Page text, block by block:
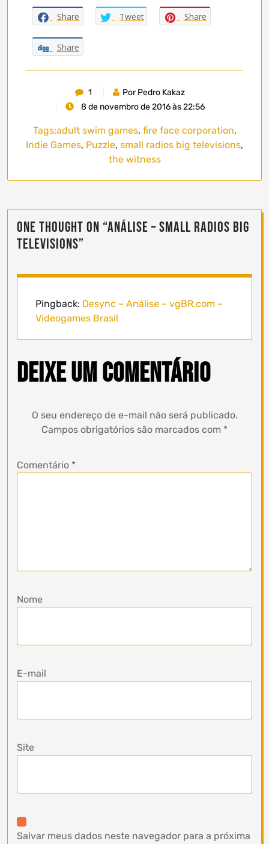
Share Tweet Share
Share
1
Por Pedro Kakaz
8 de novembro de 2016 às 22:56
Tags:adult swim games, fire face corporation,
Indie Games, Puzzle, small radios big televisions,
the witness
One thought on “Análise – Small Radios Big
Televisions”
Pingback: Desync – Análise – vgBR.com –
Videogames Brasil
Deixe um comentário
O seu endereço de e-mail não será publicado.
Campos obrigatórios são marcados com *
Comentário *
Nome
E-mail
Site
Salvar meus dados neste navegador para a próxima